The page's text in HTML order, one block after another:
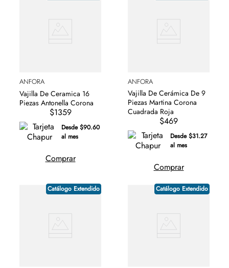
ANFORA
Vajilla De Ceramica 16
Piezas Antonella Corona
$1359
Desde $90.60
al mes
Comprar
ANFORA
Vajilla De Cerámica De 9
Piezas Martina Corona
Cuadrada Roja
$469
Desde $31.27
al mes
Comprar
Catálogo Extendido Catálogo Extendido